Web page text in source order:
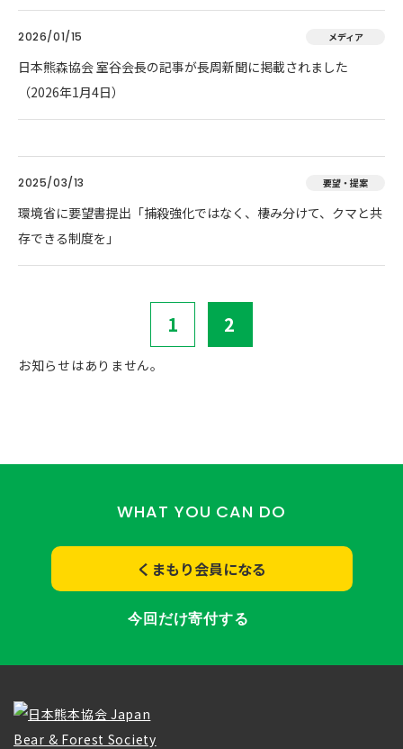
2026/01/15 メディア
日本熊森協会 室谷会長の記事が長周新聞に掲載されました
（2026年1月4日）
2025/03/13 要望・提案
環境省に要望書提出「捕殺強化ではなく、棲み分けて、クマと共
存できる制度を」
1 2
お知らせはありません。
WHAT YOU CAN DO
くまもり会員になる
今回だけ寄付する